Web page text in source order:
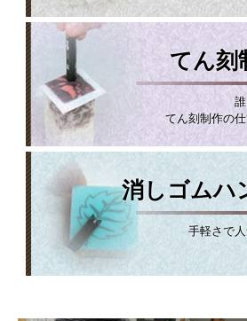
てん刻
てん刻制作の
消しゴムハ
手軽さで